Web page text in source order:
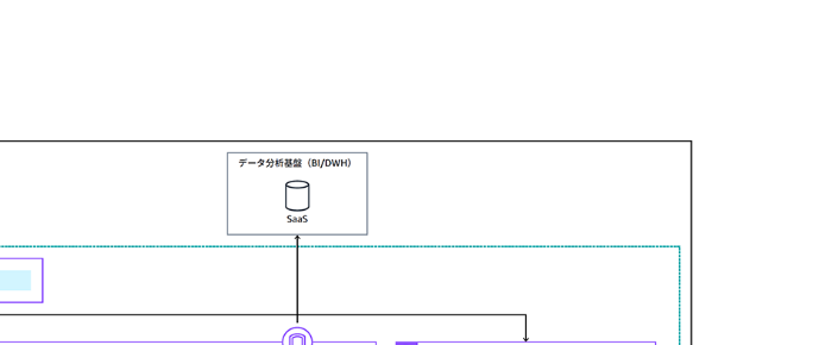
リクエストも多くありましたが、AWS のおかげでタイムリーに応えること
ができました」と語ります。味山氏も「SAP S/4HANA の環境は、開発、
検証、本番の 3 ランドスケープだけでは足りず、移行環境を大量に用意す
る必要がありましたが、想定外の事態にも短期間にリソースを調達するこ
とができました」と付け加えます。
SAP S/4HANA と連携するデータ連携基盤、帳票出力、ID 管理、ジョブ管
理、固定資産管理などのサブシステムや購買関連のアプリケーションは